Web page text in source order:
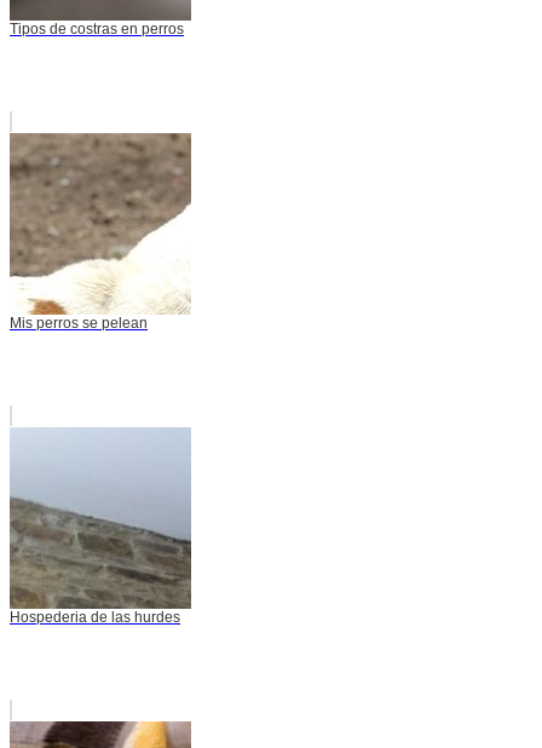
Tipos de costras en perros
Mis perros se pelean
Hospederia de las hurdes